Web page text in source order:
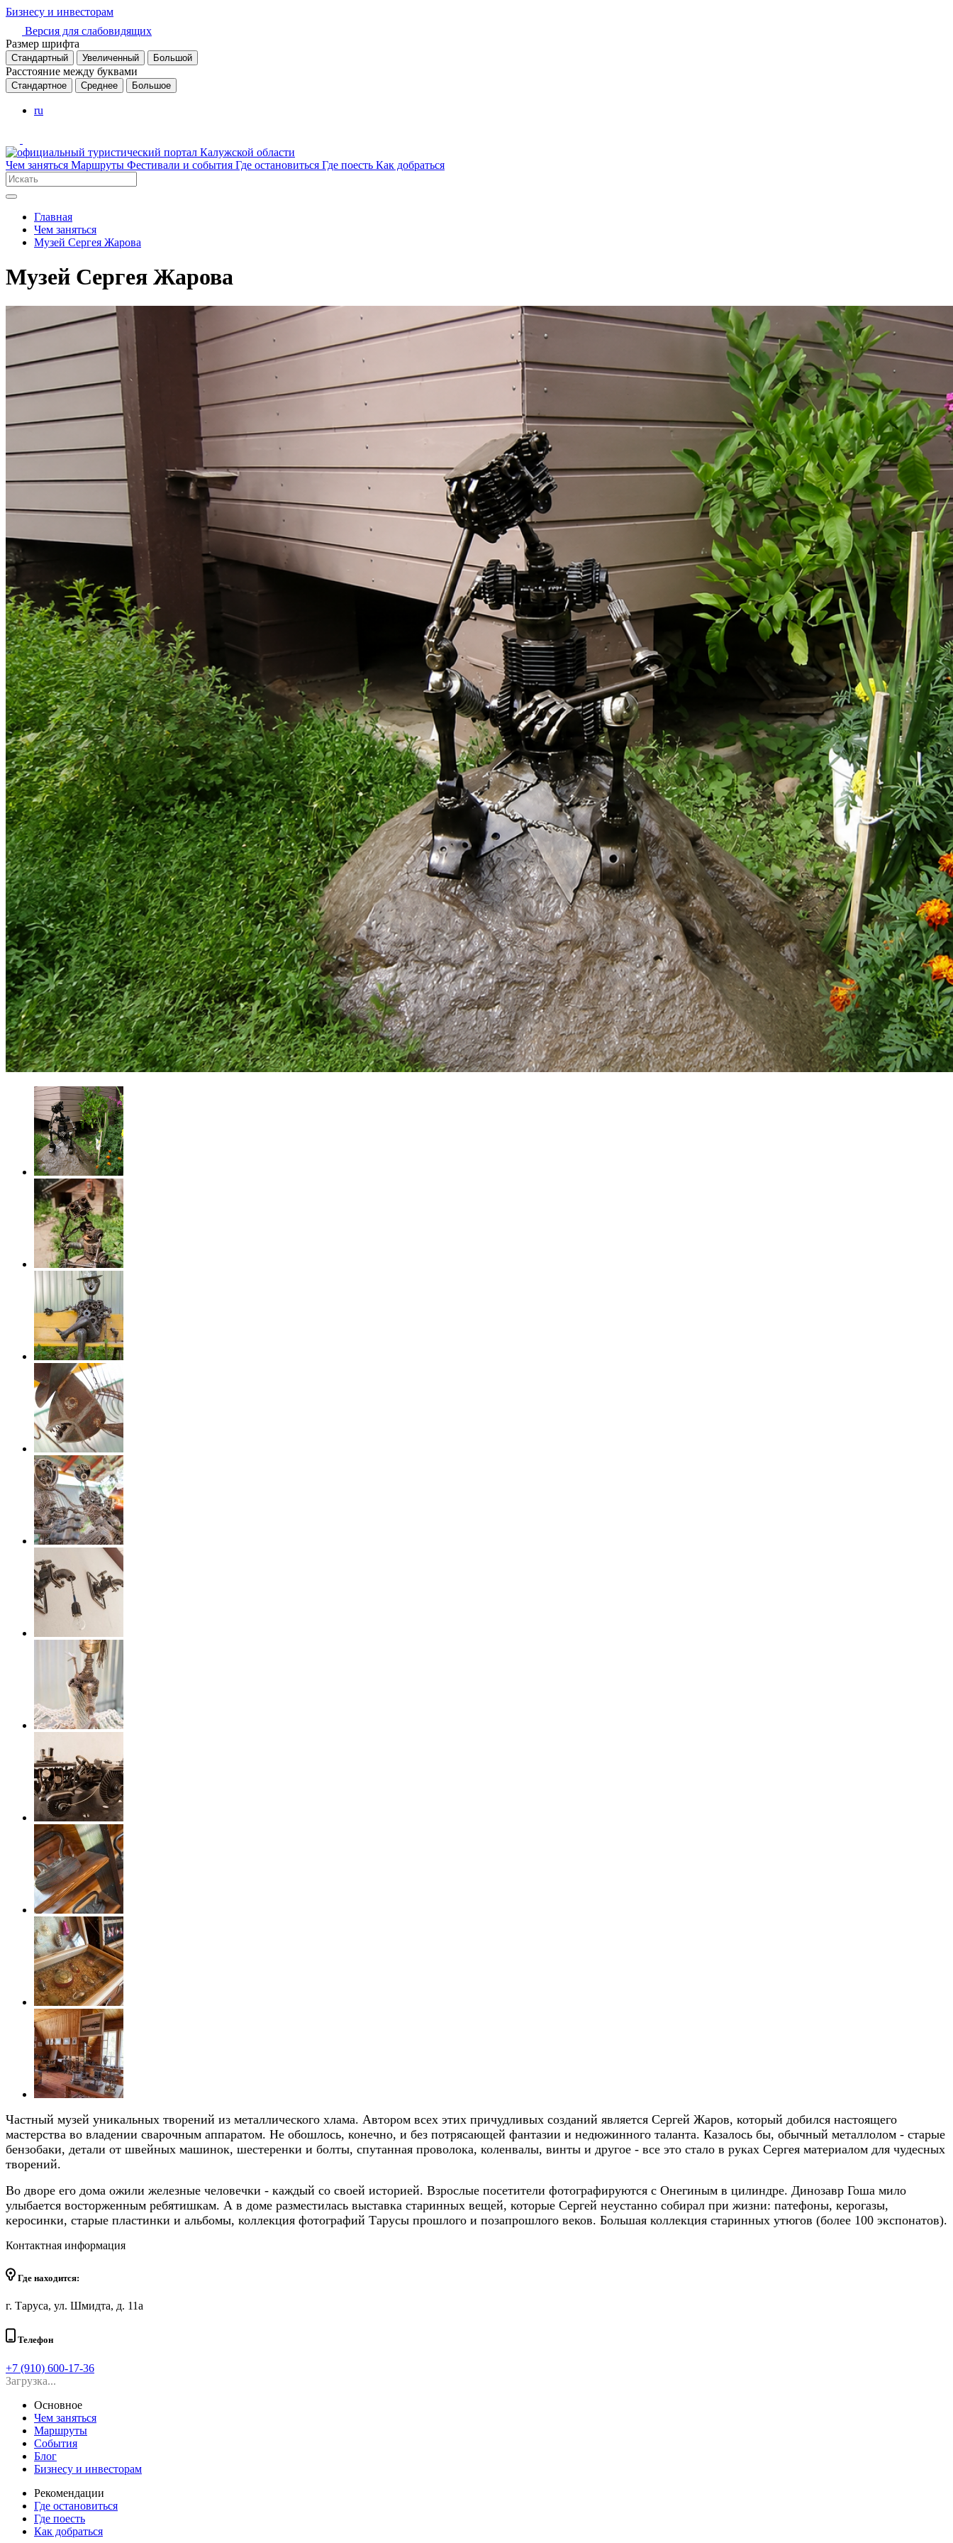
Бизнесу и инвесторам
Версия для слабовидящих
Размер шрифта
Стандартный Увеличенный Большой
Расстояние между буквами
Стандартное Среднее Большое
ru
Чем заняться Маршруты Фестивали и события Где остановиться Где поесть Как добраться
Главная
Чем заняться
Музей Сергея Жарова
Музей Сергея Жарова
Частный музей уникальных творений из металлического хлама. Автором всех этих причудливых созданий является Сергей Жаров, который добился настоящего
мастерства во владении сварочным аппаратом. Не обошлось, конечно, и без потрясающей фантазии и недюжинного таланта. Казалось бы, обычный металлолом - старые
бензобаки, детали от швейных машинок, шестеренки и болты, спутанная проволока, коленвалы, винты и другое - все это стало в руках Сергея материалом для чудесных
творений.
Во дворе его дома ожили железные человечки - каждый со своей историей. Взрослые посетители фотографируются с Онегиным в цилиндре. Динозавр Гоша мило
улыбается восторженным ребятишкам. А в доме разместилась выставка старинных вещей, которые Сергей неустанно собирал при жизни: патефоны, керогазы,
керосинки, старые пластинки и альбомы, коллекция фотографий Тарусы прошлого и позапрошлого веков. Большая коллекция старинных утюгов (более 100 экспонатов).
Контактная информация
Где находится:
г. Таруса, ул. Шмидта, д. 11а
Телефон
+7 (910) 600-17-36
Загрузка...
Основное
Чем заняться
Маршруты
События
Блог
Бизнесу и инвесторам
Рекомендации
Где остановиться
Где поесть
Как добраться